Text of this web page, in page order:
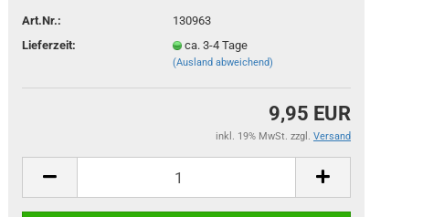
Konto erstellen
Passwort vergessen?
Art.Nr.:
130963
Lieferzeit:
ca. 3-4 Tage
(Ausland abweichend)
9,95 EUR
inkl. 19% MwSt. zzgl. Versand